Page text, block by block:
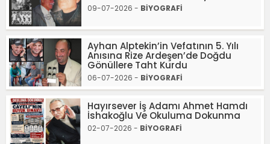
09-07-2026 - BİYOGRAFİ
Ayhan Alptekin’in Vefatının 5. Yılı
Anısına Rize Ardeşen’de Doğdu
Gönüllere Taht Kurdu
06-07-2026 - BİYOGRAFİ
Hayırsever İş Adamı Ahmet Hamdı
İshakoğlu Ve Okuluma Dokunma
02-07-2026 - BİYOGRAFİ